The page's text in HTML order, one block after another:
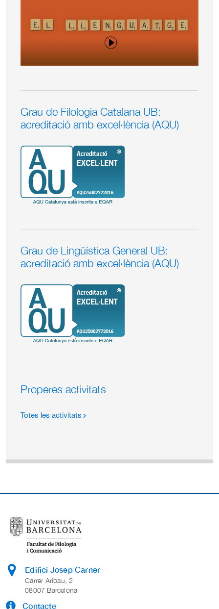
Grau de Filologia Catalana UB:
acreditació amb excel·lència (AQU)
Grau de Lingüística General UB:
acreditació amb excel·lència (AQU)
Properes activitats
Totes les activitats
Edifici Josep Carner
Carrer Aribau, 2
08007 Barcelona
Contacte